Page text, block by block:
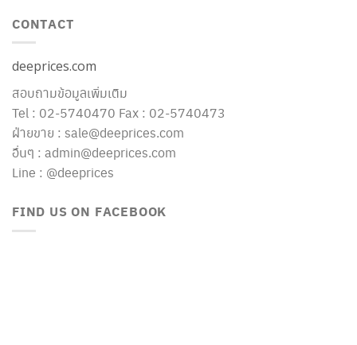
CONTACT
deeprices.com
สอบถามข้อมูลเพิ่มเติม
Tel : 02-5740470 Fax : 02-5740473
ฝ่ายขาย : sale@deeprices.com
อื่นๆ : admin@deeprices.com
Line : @deeprices
FIND US ON FACEBOOK